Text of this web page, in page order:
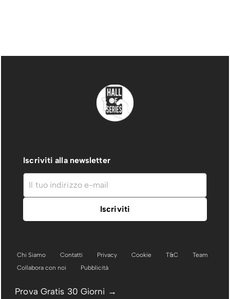
Iscriviti alla newsletter
Chi Siamo Contatti Privacy Cookie T&C
Team
Collabora con noi
Pubblicità
Prova Gratis 30 Giorni →